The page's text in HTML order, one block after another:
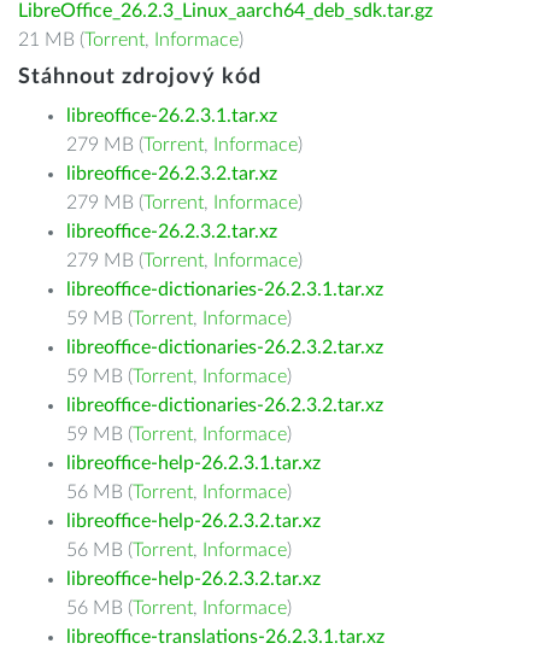
LibreOffice_26.2.3_Linux_aarch64_deb_sdk.tar.gz
21 MB (Torrent, Informace)
Stáhnout zdrojový kód
libreoffice-26.2.3.1.tar.xz
279 MB (Torrent, Informace)
libreoffice-26.2.3.2.tar.xz
279 MB (Torrent, Informace)
libreoffice-26.2.3.2.tar.xz
279 MB (Torrent, Informace)
libreoffice-dictionaries-26.2.3.1.tar.xz
59 MB (Torrent, Informace)
libreoffice-dictionaries-26.2.3.2.tar.xz
59 MB (Torrent, Informace)
libreoffice-dictionaries-26.2.3.2.tar.xz
59 MB (Torrent, Informace)
libreoffice-help-26.2.3.1.tar.xz
56 MB (Torrent, Informace)
libreoffice-help-26.2.3.2.tar.xz
56 MB (Torrent, Informace)
libreoffice-help-26.2.3.2.tar.xz
56 MB (Torrent, Informace)
libreoffice-translations-26.2.3.1.tar.xz